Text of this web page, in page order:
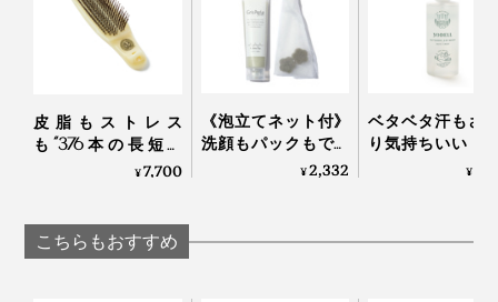
皮脂もストレス
も“376本の長短ピ
ン”が洗い流してくれ
ルプブラシ
¥7,700
《泡立てネット付》
洗顔もパックもでき
る、「富山クレイ フ
¥2,332
ベタベタ汗もさ
り気持ちいい！
顔も体も、スプ
¥
こちらもおすすめ